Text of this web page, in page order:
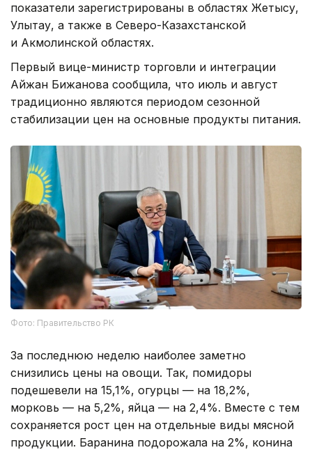
показатели зарегистрированы в областях Жетысу,
Улытау, а также в Северо-Казахстанской
и Акмолинской областях.
Первый вице-министр торговли и интеграции
Айжан Бижанова сообщила, что июль и август
традиционно являются периодом сезонной
стабилизации цен на основные продукты питания.
Фото: Правительство РК
За последнюю неделю наиболее заметно
снизились цены на овощи. Так, помидоры
подешевели на 15,1%, огурцы — на 18,2%,
морковь — на 5,2%, яйца — на 2,4%. Вместе с тем
сохраняется рост цен на отдельные виды мясной
продукции. Баранина подорожала на 2%, конина